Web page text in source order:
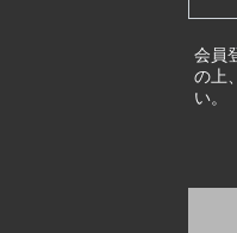
会員
の上
い。